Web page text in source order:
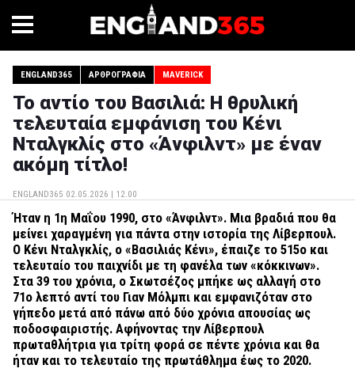
ENGLAND365 ΑΡΘΡΟΓΡΑΦΊΑ MAVERICK
Το αντίο του Βασιλιά: Η θρυλική
τελευταία εμφάνιση του Κένι
Νταλγκλίς στο «Άνφιλντ» με έναν
ακόμη τίτλο!
ENGLAND365 02.05.2026 | 12.00
Ήταν η 1η Μαΐου 1990, στο «Άνφιλντ». Μια βραδιά που θα
μείνει χαραγμένη για πάντα στην ιστορία της Λίβερπουλ.
Ο Κένι Νταλγκλίς, ο «Βασιλιάς Κένι», έπαιζε το 515ο και
τελευταίο του παιχνίδι με τη φανέλα των «κόκκινων».
Στα 39 του χρόνια, ο Σκωτσέζος μπήκε ως αλλαγή στο
71ο λεπτό αντί του Γιαν Μόλμπι και εμφανιζόταν στο
γήπεδο μετά από πάνω από δύο χρόνια απουσίας ως
ποδοσφαιριστής. Αφήνοντας την Λίβερπουλ
πρωταθλήτρια για τρίτη φορά σε πέντε χρόνια και θα
ήταν και το τελευταίο της πρωτάθλημα έως το 2020.